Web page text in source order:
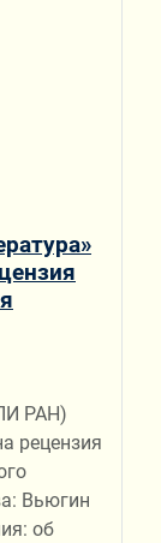
РАН)
рецензия
Вьюгин
об